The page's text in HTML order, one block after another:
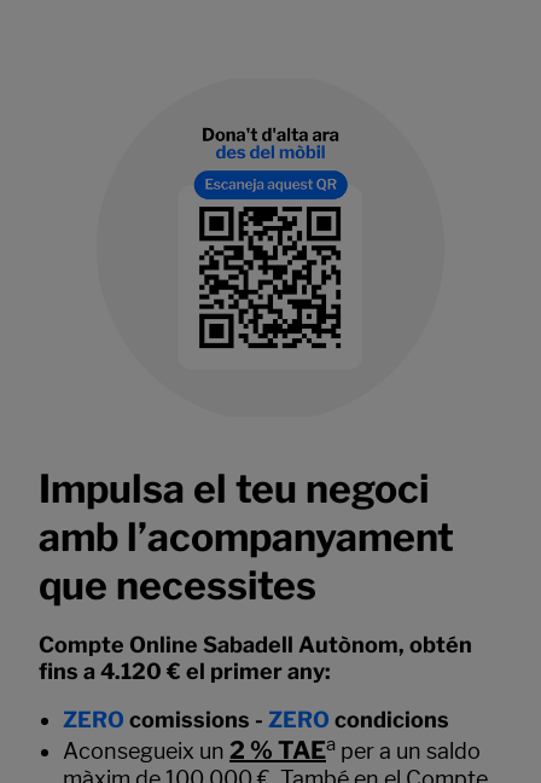
Impulsa el teu negoci
amb l’acompanyament
que necessites
Compte Online Sabadell Autònom, obtén
fins a 4.120 € el primer any:
ZERO comissions - ZERO condicions
Aconsegueix un 2 % TAEa per a un saldo